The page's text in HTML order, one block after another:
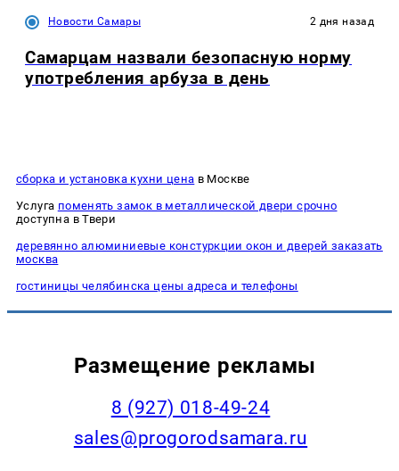
Новости Самары 2 дня назад
Самарцам назвали безопасную норму
употребления арбуза в день
сборка и установка кухни цена в Москве
Услуга поменять замок в металлической двери срочно
доступна в Твери
деревянно алюминиевые констуркции окон и дверей заказать
москва
гостиницы челябинска цены адреса и телефоны
Размещение рекламы
8 (927) 018-49-24
sales@progorodsamara.ru